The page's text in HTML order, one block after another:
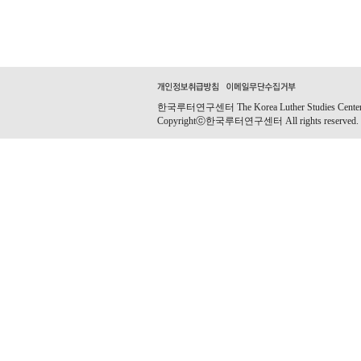
한국루터연구센터 The Korea Luther Studies
Copyrightⓒ한국루터연구센터 All rights reserved.